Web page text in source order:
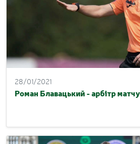
28/01/2021
Роман Блавацький - арбітр